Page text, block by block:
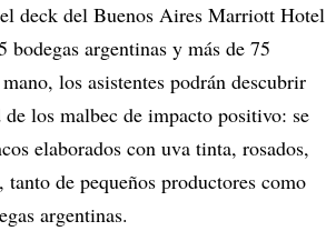
deck del Buenos Aires Marriott Hotel
bodegas argentinas y más de 75
los asistentes podrán descubrir
los malbec de impacto positivo: se
elaborados con uva tinta, rosados,
de pequeños productores como
argentinas.